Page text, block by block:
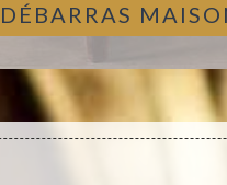
DÉBARRAS